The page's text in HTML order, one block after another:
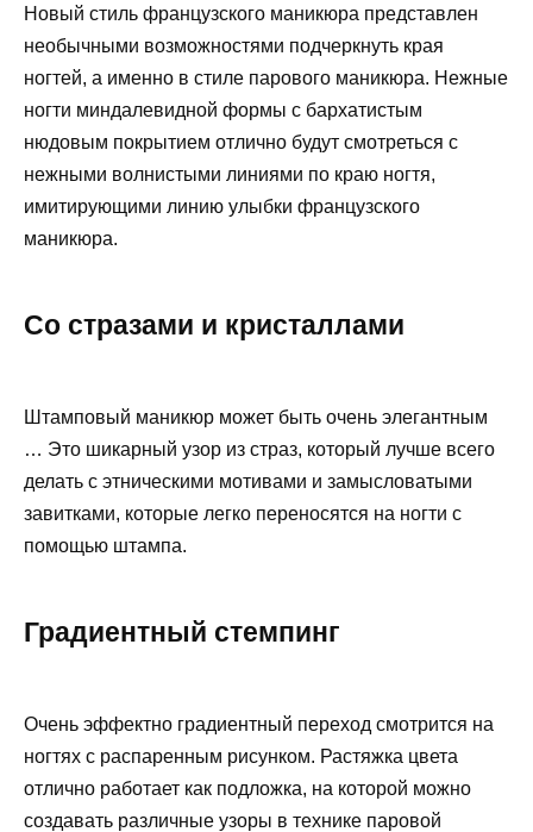
Новый стиль французского маникюра представлен
необычными возможностями подчеркнуть края
ногтей, а именно в стиле парового маникюра. Нежные
ногти миндалевидной формы с бархатистым
нюдовым покрытием отлично будут смотреться с
нежными волнистыми линиями по краю ногтя,
имитирующими линию улыбки французского
маникюра.
Со стразами и кристаллами
Штамповый маникюр может быть очень элегантным
… Это шикарный узор из страз, который лучше всего
делать с этническими мотивами и замысловатыми
завитками, которые легко переносятся на ногти с
помощью штампа.
Градиентный стемпинг
Очень эффектно градиентный переход смотрится на
ногтях с распаренным рисунком. Растяжка цвета
отлично работает как подложка, на которой можно
создавать различные узоры в технике паровой